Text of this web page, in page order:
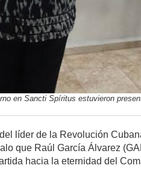
en Sancti Spíritus estuvieron
líder de la Revolución
que Raúl García Álvarez
hacia la eternidad del